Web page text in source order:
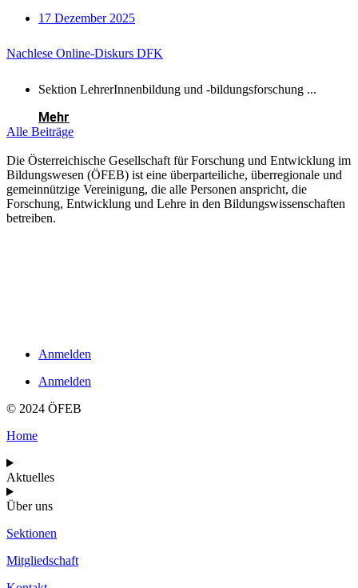
17 Dezember 2025
Nachlese Online-Diskurs DFK
Sektion LehrerInnenbildung und -bildungsforschung ...
Mehr
Alle Beiträge
Die Österreichische Gesellschaft für Forschung und Entwicklung im
Bildungswesen (ÖFEB) ist eine überparteiliche, überregionale und
gemeinnützige Vereinigung, die alle Personen anspricht, die
Forschung, Entwicklung und Lehre in den Bildungswissenschaften
betreiben.
Anmelden
Anmelden
© 2024 ÖFEB
Home
Aktuelles
Über uns
Sektionen
Mitgliedschaft